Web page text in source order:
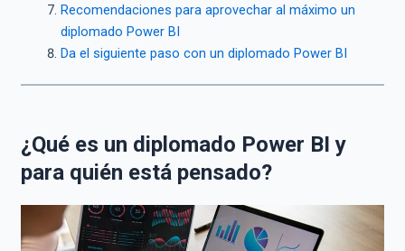
Recomendaciones para aprovechar al máximo un
diplomado Power BI
Da el siguiente paso con un diplomado Power BI
¿Qué es un diplomado Power BI y
para quién está pensado?